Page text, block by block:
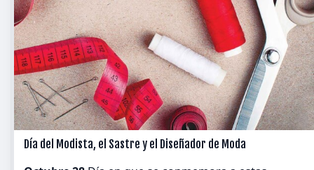
Día del Modista, el Sastre y el Diseñador de Moda